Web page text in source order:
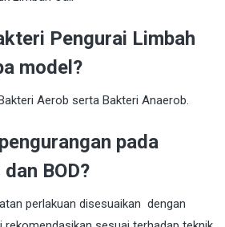
Pengurai Limbah
model?
Aerob serta Bakteri Anaerob.
pada
BOD?
perlakuan disesuaikan dengan